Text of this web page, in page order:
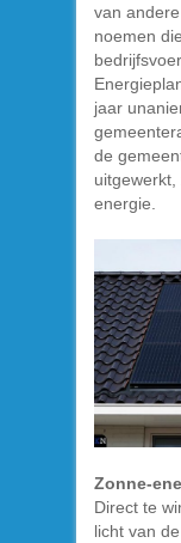
van
noemen
jaar
de
energie.
Zonne-
Direct te
licht van